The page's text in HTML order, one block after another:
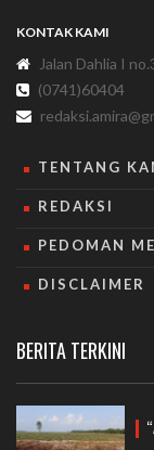
KONTAK KAMI
Jalan Dahlia I
(0741)60404
TENTANG
REDAKSI
PEDOMAN
DISCLAIMER
BERITA TERKINI